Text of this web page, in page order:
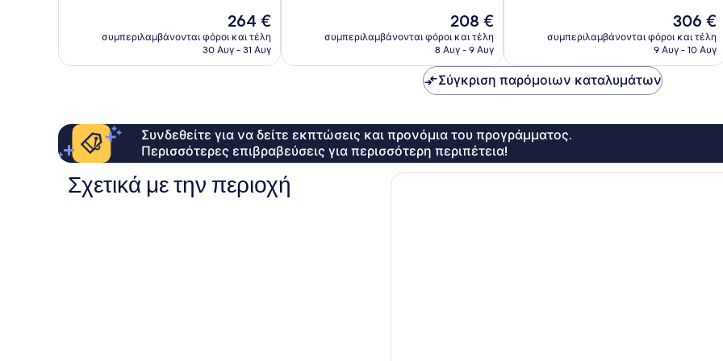
σχόλια
Η
τιμή
είναι
264 €
συμπεριλαμβάνονται φόροι και τέλη
30 Αυγ - 31 Αυγ
σχόλια
Η
τιμή
είναι
208 €
συμπεριλαμβάνονται φόροι και τέλη
8 Αυγ - 9 Αυγ
σχόλια
Η
τιμή
είναι
306 €
συμπεριλαμβάνονται φόροι και τέλη
9 Αυγ - 10 Αυγ
Σύγκριση παρόμοιων καταλυμάτων
Συνδεθείτε για να δείτε εκπτώσεις και προνόμια του προγράμματος.
Περισσότερες επιβραβεύσεις για περισσότερη περιπέτεια!
Σχετικά με την περιοχή